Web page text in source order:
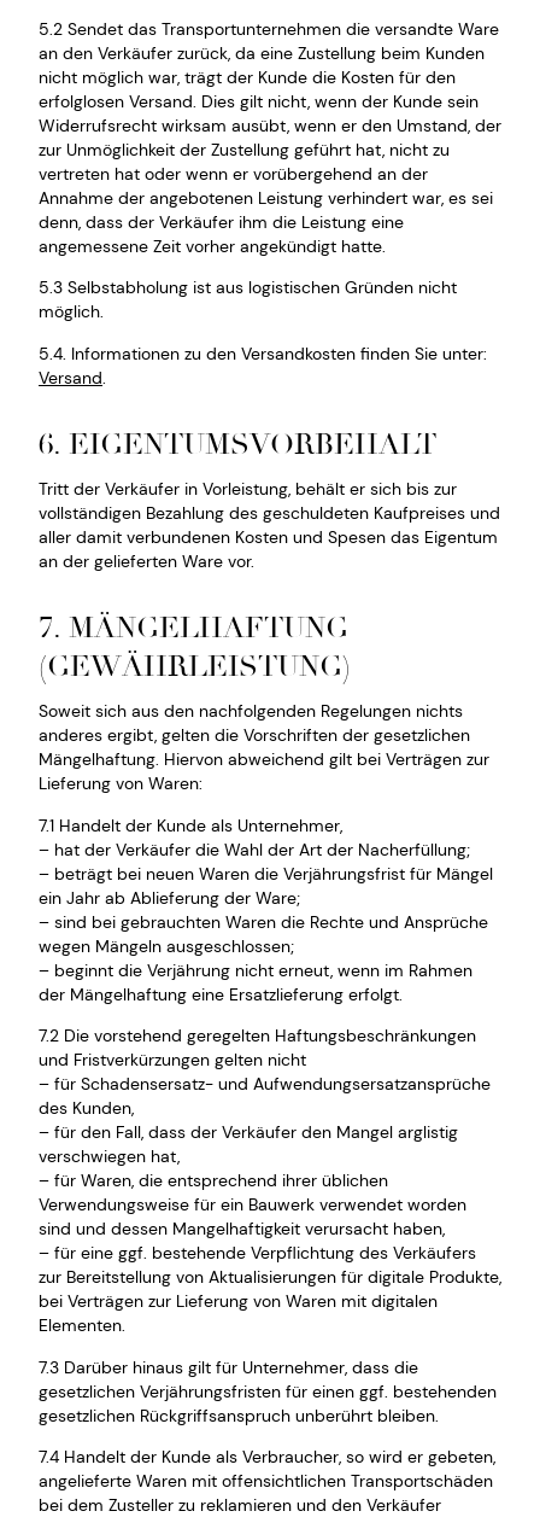
5.2 Sendet das Transportunternehmen die versandte Ware
an den Verkäufer zurück, da eine Zustellung beim Kunden
nicht möglich war, trägt der Kunde die Kosten für den
erfolglosen Versand. Dies gilt nicht, wenn der Kunde sein
Widerrufsrecht wirksam ausübt, wenn er den Umstand, der
zur Unmöglichkeit der Zustellung geführt hat, nicht zu
vertreten hat oder wenn er vorübergehend an der
Annahme der angebotenen Leistung verhindert war, es sei
denn, dass der Verkäufer ihm die Leistung eine
angemessene Zeit vorher angekündigt hatte.
5.3 Selbstabholung ist aus logistischen Gründen nicht
möglich.
5.4. Informationen zu den Versandkosten finden Sie unter:
Versand.
6. EIGENTUMSVORBEHALT
Tritt der Verkäufer in Vorleistung, behält er sich bis zur
vollständigen Bezahlung des geschuldeten Kaufpreises und
aller damit verbundenen Kosten und Spesen das Eigentum
an der gelieferten Ware vor.
7. MÄNGELHAFTUNG
(GEWÄHRLEISTUNG)
Soweit sich aus den nachfolgenden Regelungen nichts
anderes ergibt, gelten die Vorschriften der gesetzlichen
Mängelhaftung. Hiervon abweichend gilt bei Verträgen zur
Lieferung von Waren:
7.1 Handelt der Kunde als Unternehmer,
– hat der Verkäufer die Wahl der Art der Nacherfüllung;
– beträgt bei neuen Waren die Verjährungsfrist für Mängel
ein Jahr ab Ablieferung der Ware;
– sind bei gebrauchten Waren die Rechte und Ansprüche
wegen Mängeln ausgeschlossen;
– beginnt die Verjährung nicht erneut, wenn im Rahmen
der Mängelhaftung eine Ersatzlieferung erfolgt.
7.2 Die vorstehend geregelten Haftungsbeschränkungen
und Fristverkürzungen gelten nicht
– für Schadensersatz- und Aufwendungsersatzansprüche
des Kunden,
– für den Fall, dass der Verkäufer den Mangel arglistig
verschwiegen hat,
– für Waren, die entsprechend ihrer üblichen
Verwendungsweise für ein Bauwerk verwendet worden
sind und dessen Mangelhaftigkeit verursacht haben,
– für eine ggf. bestehende Verpflichtung des Verkäufers
zur Bereitstellung von Aktualisierungen für digitale Produkte,
bei Verträgen zur Lieferung von Waren mit digitalen
Elementen.
7.3 Darüber hinaus gilt für Unternehmer, dass die
gesetzlichen Verjährungsfristen für einen ggf. bestehenden
gesetzlichen Rückgriffsanspruch unberührt bleiben.
7.4 Handelt der Kunde als Verbraucher, so wird er gebeten,
angelieferte Waren mit offensichtlichen Transportschäden
bei dem Zusteller zu reklamieren und den Verkäufer